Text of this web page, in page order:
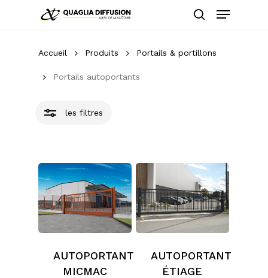
Menu
Accueil Produits Portails & portillons
Portails autoportants
les filtres
AUTOPORTANT
MICMAC
AUTOPORTANT
ÉTIAGE